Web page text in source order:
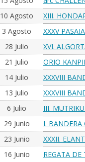
Homenaje a
10 Agosto
XIII.
3 Agosto
XXXV
28 Julio
XVI.
21 Julio
ORIO
14 Julio
XXXVIII
13 Julio
XXXVIII
6 Julio
III.
29 Junio
I. BANDERA
23 Junio
XXXII.
16 Junio
REGATA